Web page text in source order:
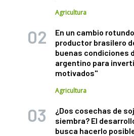
Agricultura
En un cambio
productor brasilero
buenas condiciones
argentino para
motivados"
Agricultura
¿Dos cosechas de
siembra? El
busca hacerlo